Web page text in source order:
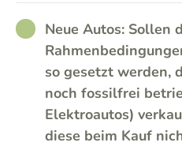
RATHER_GOOD
Neue Autos: Sollen
so gesetzt werden,
noch fossilfrei
Elektroautos)
diese beim Kauf